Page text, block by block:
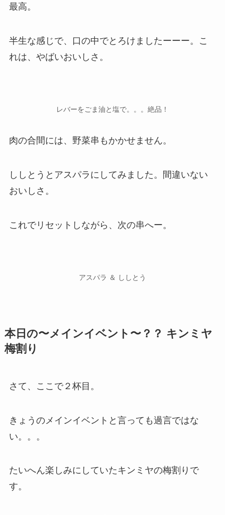
最高。
半生な感じで、口の中でとろけましたーーー。こ
れは、やばいおいしさ。
レバーをごま油と塩で。。。絶品！
肉の合間には、野菜串もかかせません。
ししとうとアスパラにしてみました。間違いない
おいしさ。
これでリセットしながら、次の串へー。
アスパラ ＆ ししとう
本日の〜メインイベント〜？？ キンミヤ
梅割り
さて、ここで２杯目。
きょうのメインイベントと言っても過言ではな
い。。。
たいへん楽しみにしていたキンミヤの梅割りで
す。